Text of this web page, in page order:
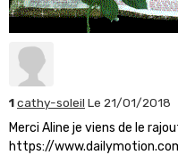
1cathy-soleil Le 21/01/2018
Merci Aline je viens de le
https://